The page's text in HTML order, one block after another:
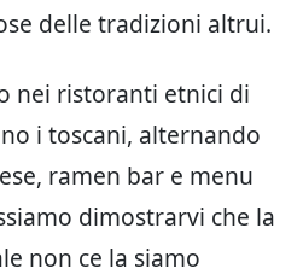
delle tradizioni altrui.
nei ristoranti etnici di
i toscani, alternando
ramen bar e menu
dimostrarvi che la
non ce la siamo